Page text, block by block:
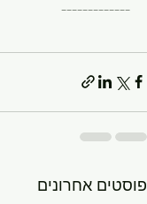
-------------
פוסטים אחרונים